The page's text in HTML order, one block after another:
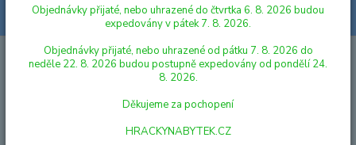
Hledat
PRO NEJMENŠÍ Lena Káča selský dvůr kov/plast průměr 13cm
Lena Káča selský dvůr kov/plast
průměr 13cm
Objednávky přijaté, nebo uhrazené do čtvrtka 6. 8. 2026 budou
expedovány v pátek 7. 8. 2026.
Objednávky přijaté, nebo uhrazené od pátku 7. 8. 2026 do
neděle 22. 8. 2026 budou postupně expedovány od pondělí 24.
8. 2026.
Děkujeme za pochopení
HRACKYNABYTEK.CZ